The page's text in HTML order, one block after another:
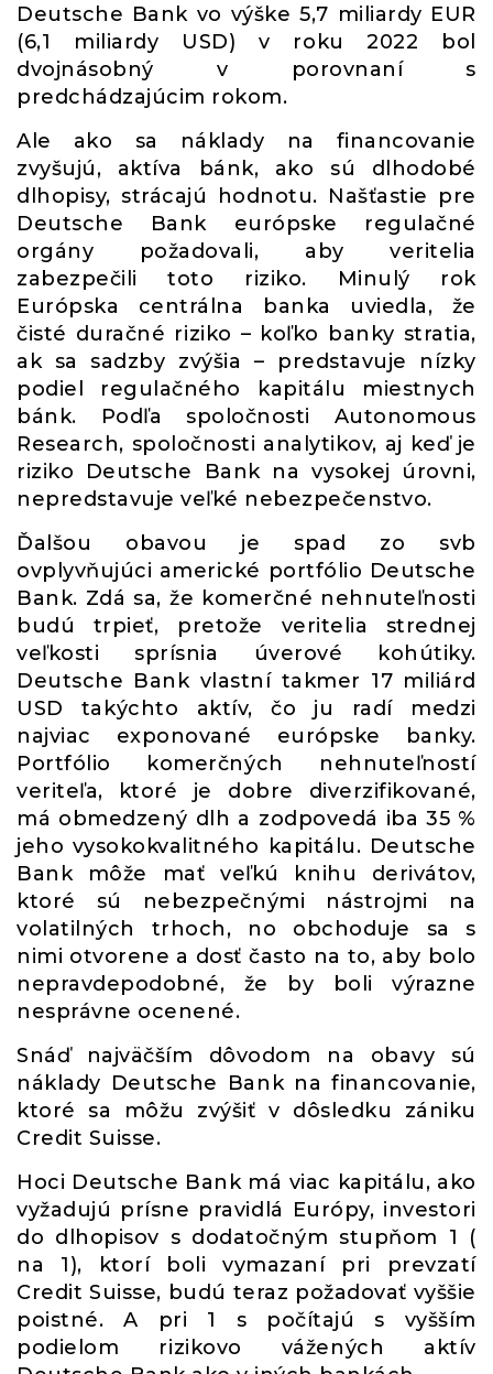
Deutsche Bank vo výške 5,7 miliardy EUR
(6,1 miliardy USD) v roku 2022 bol
dvojnásobný v porovnaní s
predchádzajúcim rokom.
Ale ako sa náklady na financovanie
zvyšujú, aktíva bánk, ako sú dlhodobé
dlhopisy, strácajú hodnotu. Našťastie pre
Deutsche Bank európske regulačné
orgány požadovali, aby veritelia
zabezpečili toto riziko. Minulý rok
Európska centrálna banka uviedla, že
čisté duračné riziko – koľko banky stratia,
ak sa sadzby zvýšia – predstavuje nízky
podiel regulačného kapitálu miestnych
bánk. Podľa spoločnosti Autonomous
Research, spoločnosti analytikov, aj keď je
riziko Deutsche Bank na vysokej úrovni,
nepredstavuje veľké nebezpečenstvo.
Ďalšou obavou je spad zo svb
ovplyvňujúci americké portfólio Deutsche
Bank. Zdá sa, že komerčné nehnuteľnosti
budú trpieť, pretože veritelia strednej
veľkosti sprísnia úverové kohútiky.
Deutsche Bank vlastní takmer 17 miliárd
USD takýchto aktív, čo ju radí medzi
najviac exponované európske banky.
Portfólio komerčných nehnuteľností
veriteľa, ktoré je dobre diverzifikované,
má obmedzený dlh a zodpovedá iba 35 %
jeho vysokokvalitného kapitálu. Deutsche
Bank môže mať veľkú knihu derivátov,
ktoré sú nebezpečnými nástrojmi na
volatilných trhoch, no obchoduje sa s
nimi otvorene a dosť často na to, aby bolo
nepravdepodobné, že by boli výrazne
nesprávne ocenené.
Snáď najväčším dôvodom na obavy sú
náklady Deutsche Bank na financovanie,
ktoré sa môžu zvýšiť v dôsledku zániku
Credit Suisse.
Hoci Deutsche Bank má viac kapitálu, ako
vyžadujú prísne pravidlá Európy, investori
do dlhopisov s dodatočným stupňom 1 (
na 1), ktorí boli vymazaní pri prevzatí
Credit Suisse, budú teraz požadovať vyššie
poistné. A pri 1 s počítajú s vyšším
podielom rizikovo vážených aktív